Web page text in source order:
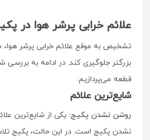
علائم خرابی پرشر هوا در
تشخیص به موقع علائم خرابی پرشر هوا،
بزرگتر جلوگیری کند. در ادامه به بررسی
قطعه می‌پردازیم:
شایع‌ترین علائم
روشن نشدن پکیج: یکی از شایع‌ترین
نشدن پکیج است. در این حالت، پکیج